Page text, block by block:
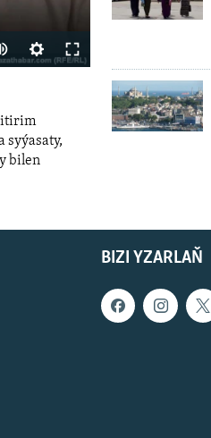
480p
syýasaty,
bilen
BIZI YZARLAŇ